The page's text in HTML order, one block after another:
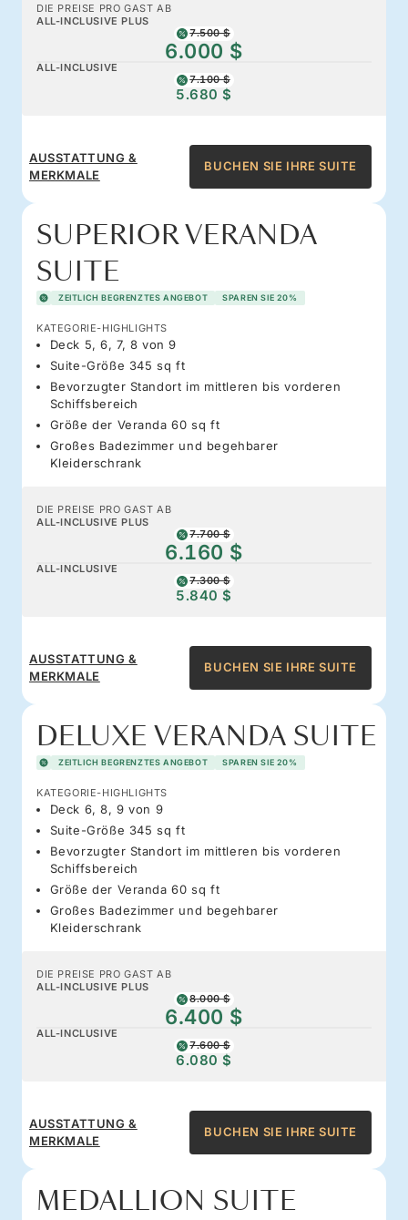
DIE PREISE PRO GAST AB
ALL-INCLUSIVE PLUS
7.500 $
6.000 $
ALL-INCLUSIVE
7.100 $
5.680 $
AUSSTATTUNG &
MERKMALE
BUCHEN SIE IHRE SUITE
SUPERIOR VERANDA
SUITE
ZEITLICH BEGRENZTES ANGEBOT SPAREN SIE 20%
KATEGORIE-HIGHLIGHTS
Deck 5, 6, 7, 8 von 9
Suite-Größe 345 sq ft
Bevorzugter Standort im mittleren bis vorderen
Schiffsbereich
Größe der Veranda 60 sq ft
Großes Badezimmer und begehbarer
Kleiderschrank
DIE PREISE PRO GAST AB
ALL-INCLUSIVE PLUS
7.700 $
6.160 $
ALL-INCLUSIVE
7.300 $
5.840 $
AUSSTATTUNG &
MERKMALE
BUCHEN SIE IHRE SUITE
DELUXE VERANDA SUITE
ZEITLICH BEGRENZTES ANGEBOT SPAREN SIE 20%
KATEGORIE-HIGHLIGHTS
Deck 6, 8, 9 von 9
Suite-Größe 345 sq ft
Bevorzugter Standort im mittleren bis vorderen
Schiffsbereich
Größe der Veranda 60 sq ft
Großes Badezimmer und begehbarer
Kleiderschrank
DIE PREISE PRO GAST AB
ALL-INCLUSIVE PLUS
8.000 $
6.400 $
ALL-INCLUSIVE
7.600 $
6.080 $
AUSSTATTUNG &
MERKMALE
BUCHEN SIE IHRE SUITE
MEDALLION SUITE